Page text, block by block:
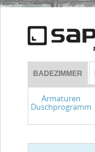
BADEZIMMER
Armaturen
Duschprogramm